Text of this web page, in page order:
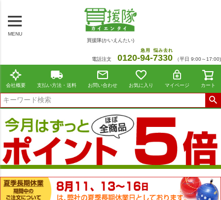
MENU
買援隊(かいえんたい)
電話注文 0120-94
急用
-7330
悩み去れ
（平日 9:00～17:00)
会社概要 支払い方法・送料 お問い合わせ お気に入り マイページ カート